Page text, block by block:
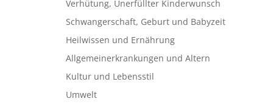
Verhütung, Unerfüllter Kinderwunsch
Schwangerschaft, Geburt und Babyzeit
Heilwissen und Ernährung
Allgemeinerkrankungen und Altern
Kultur und Lebensstil
Umwelt